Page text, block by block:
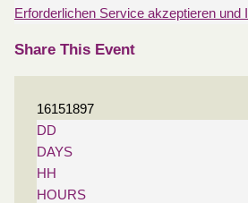
Erforderlichen Service akzeptieren und
Share This Event
16151897
DD
DAYS
HH
HOURS